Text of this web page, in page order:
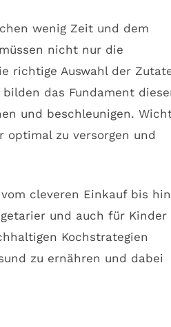
wenig Zeit und dem
nicht nur die
richtige Auswahl der
das Fundament
und beschleunigen.
zu versorgen und
cleveren Einkauf bis hin
und auch für Kinder
Kochstrategien
zu ernähren und dabei